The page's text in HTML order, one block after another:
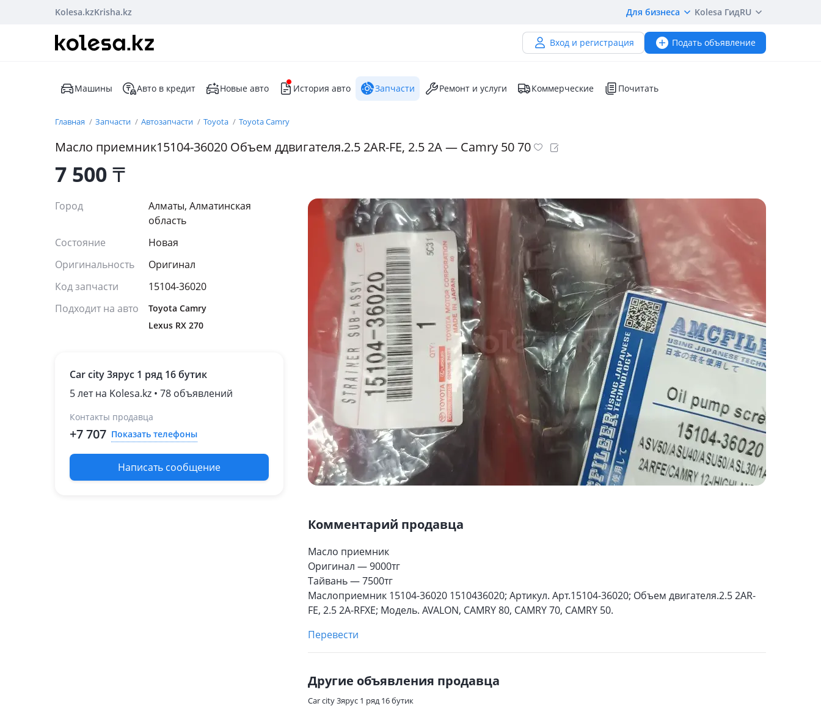
Kolesa.kzKrisha.kz Для бизнеса Kolesa ГидRU
Вход и регистрация Подать объявление
Машины Авто в кредит Новые авто История авто Запчасти Ремонт и услуги Коммерческие Почитать
Главная Запчасти Автозапчасти Toyota Toyota Camry
Масло приемник15104-36020 Объем ддвигателя.2.5 2AR-FE, 2.5 2A — Camry 50 70
7 500₸
Город
Алматы, Алматинская
область
Состояние
Новая
Оригинальность
Оригинал
Код запчасти
15104-36020
Подходит на авто
Toyota Camry
Lexus RX 270
Car city 3ярус 1 ряд 16 бутик
5 лет на Kolesa.kz • 78 объявлений
Контакты продавца
+7 707 Показать телефоны
Написать сообщение
Комментарий продавца
Масло приемник
Оригинал — 9000тг
Тайвань — 7500тг
Маслоприемник 15104-36020 1510436020; Артикул. Арт.15104-36020; Объем двигателя.2.5 2AR-
FE, 2.5 2A-RFXE; Модель. AVALON, CAMRY 80, CAMRY 70, CAMRY 50.
Перевести
Другие объявления продавца
Car city 3ярус 1 ряд 16 бутик